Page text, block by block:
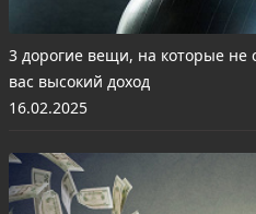
3 дорогие вещи, на которые не
вас высокий доход
16.02.2025